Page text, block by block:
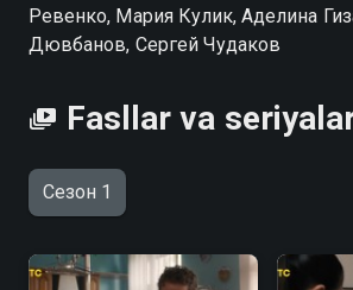
Ревенко, Мария Кулик, Аделина
Дювбанов, Сергей Чудаков
Fasllar va
Сезон 1